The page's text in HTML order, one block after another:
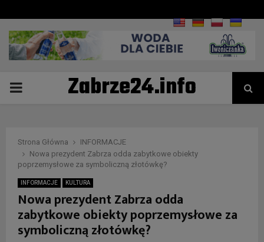
PRIMARYZabrze24.info
Strona Główna
INFORMACJE
Nowa prezydent Zabrza odda zabytkowe obiekty
poprzemysłowe za symboliczną złotówkę?
INFORMACJE KULTURA
Nowa prezydent Zabrza odda
zabytkowe obiekty poprzemysłowe za
symboliczną złotówkę?